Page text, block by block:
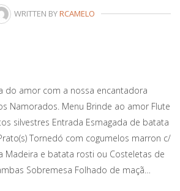
WRITTEN BYRCAMELO
do amor com a nossa encantadora
Namorados. Menu Brinde ao amor Flute
silvestres Entrada Esmagada de batata
Tornedó com cogumelos marron c/
Madeira e batata rosti ou Costeletas de
Sobremesa Folhado de maçã…